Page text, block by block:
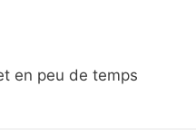
en peu de temps